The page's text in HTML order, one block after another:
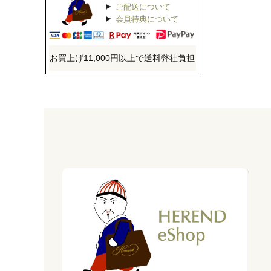
ご配送について
会員特典について
お買上げ11,000円以上で送料弊社負担